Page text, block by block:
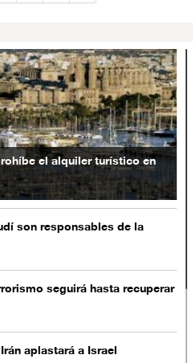
el alquiler turístico en
son responsables de la
seguirá hasta recuperar
aplastará a Israel